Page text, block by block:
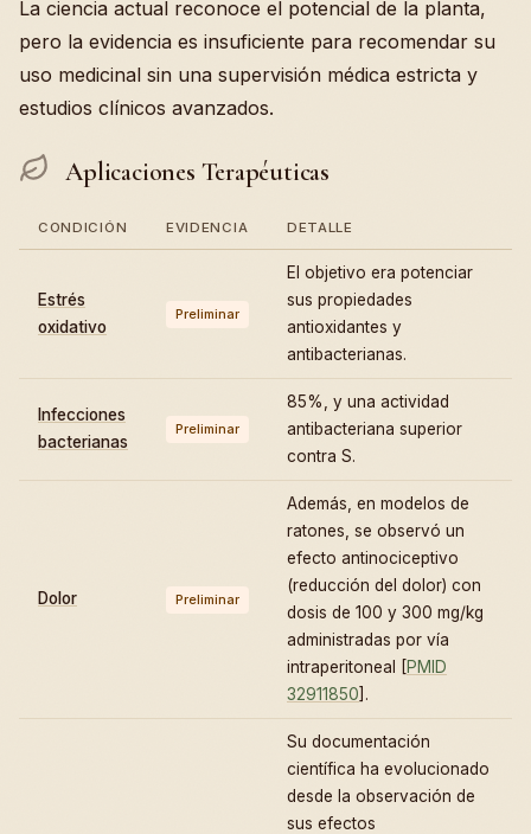
La ciencia actual reconoce el potencial de la planta,
pero la evidencia es insuficiente para recomendar su
uso medicinal sin una supervisión médica estricta y
estudios clínicos avanzados.
Aplicaciones Terapéuticas
CONDICIÓN EVIDENCIA DETALLE
Estrés
oxidativo
Preliminar
El objetivo era potenciar
sus propiedades
antioxidantes y
antibacterianas.
Infecciones
bacterianas
Preliminar
85%, y una actividad
antibacteriana superior
contra S.
Dolor Preliminar
Además, en modelos de
ratones, se observó un
efecto antinociceptivo
(reducción del dolor) con
dosis de 100 y 300 mg/kg
administradas por vía
intraperitoneal [PMID
32911850].
Su documentación
científica ha evolucionado
desde la observación de
sus efectos